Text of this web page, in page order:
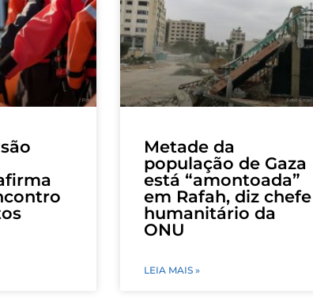
Metade da
população de Gaza
está “amontoada”
em Rafah, diz chefe
humanitário da
ONU
LEIA MAIS »